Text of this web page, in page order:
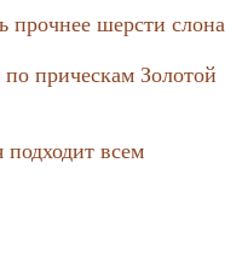
прочнее шерсти слона
прическам Золотой
подходит всем